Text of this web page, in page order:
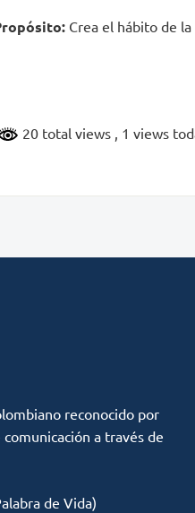
Crea el hábito de
20 total views , 1 views
reconocido por
a través de
de Vida)